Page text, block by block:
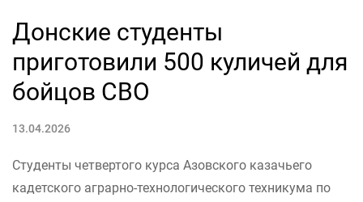
Донские студенты
приготовили 500 куличей для
бойцов СВО
13.04.2026
Студенты четвертого курса Азовского казачьего
кадетского аграрно-технологического техникума по